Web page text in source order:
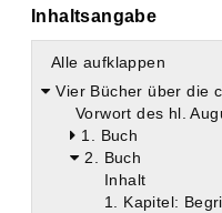
Inhaltsangabe
Alle aufklappen
Vier Bücher über die
Vorwort des hl.
1. Buch
2. Buch
Inhalt
1. Kapitel: